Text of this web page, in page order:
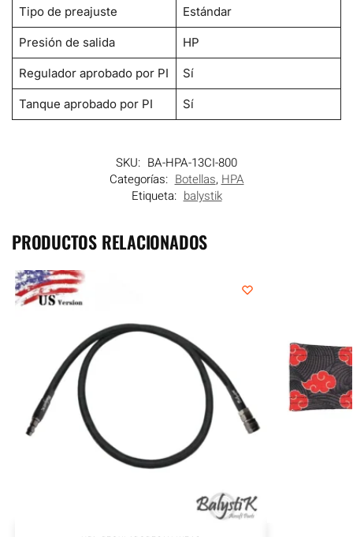
Tipo de preajuste Estándar
Presión de salida HP
Regulador aprobado por PI Sí
Tanque aprobado por PI Sí
SKU: BA-HPA-13CI-800
Categorías: Botellas, HPA
Etiqueta: balystik
PRODUCTOS RELACIONADOS